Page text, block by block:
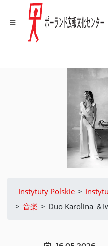
Instytuty Polskie >
> 音楽 > Duo Karolina ＆